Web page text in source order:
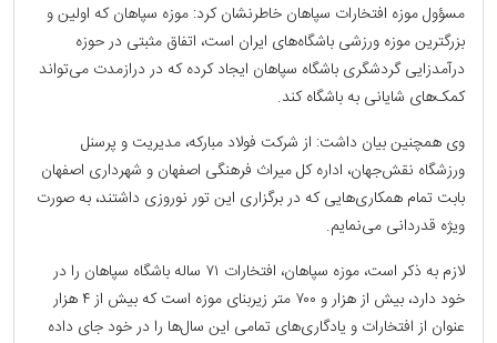
مسؤول موزه افتخارات سپاهان خاطرنشان کرد: موزه سپاهان که اولین و
بزرگترین موزه ورزشی باشگاه‌های ایران است، اتفاق مثبتی در حوزه
درآمدزایی گردشگری باشگاه سپاهان ایجاد کرده که در درازمدت می‌تواند
کمک‌های شایانی به باشگاه کند.
وی همچنین بیان داشت: از شرکت فولاد مبارکه، مدیریت و پرسنل
ورزشگاه نقش‌جهان، اداره کل میراث فرهنگی اصفهان و شهرداری اصفهان
بابت تمام همکاری‌هایی که در برگزاری این تور نوروزی داشتند، به صورت
ویژه قدردانی می‌نمایم.
لازم به ذکر است، موزه سپاهان، افتخارات ۷۱ ساله باشگاه سپاهان را در
خود دارد، بیش از هزار و ۷۰۰ متر زیربنای موزه است که بیش از ۴ هزار
عنوان از افتخارات و یادگاری‌های تمامی این سال‌ها را در خود جای داده